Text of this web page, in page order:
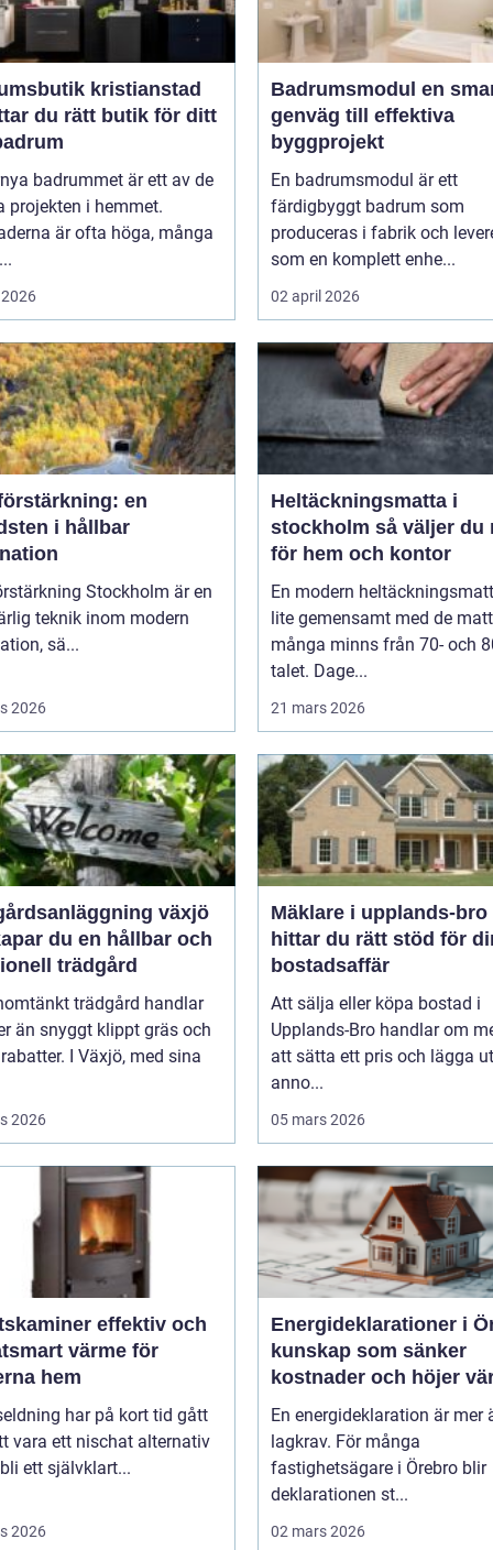
kristianstad
du rätt butik för ditt
badrummet är ett av de
projekten i hemmet.
är ofta höga, många
Badrumsmodul en smart
genväg till effektiva
byggprojekt
En badrumsmodul är ett
färdigbyggt badrum som
produceras i fabrik och
som en komplett enhe...
02 april 2026
en
i hållbar
Stockholm är en
teknik inom modern
sä...
2026
Heltäckningsmatta i
stockholm så väljer du rätt
för hem och kontor
En modern
lite gemensamt med de
många minns från 70- och
talet. Dage...
21 mars 2026
växjö
du en hållbar och
trädgård
trädgård handlar
än snyggt klippt gräs och
I Växjö, med sina
2026
Mäklare i upplands-bro så
hittar du rätt stöd för
bostadsaffär
Att sälja eller köpa bostad i
Upplands-Bro handlar om
att sätta ett pris och lägga
anno...
05 mars 2026
effektiv och
värme för
hem
har på kort tid gått
vara ett nischat alternativ
ett självklart...
2026
Energideklarationer i
kunskap som sänker
kostnader och höjer
En energideklaration är mer
lagkrav. För många
fastighetsägare i Örebro blir
deklarationen st...
02 mars 2026